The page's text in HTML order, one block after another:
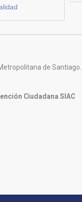
de Santiago.
Ciudadana SIAC